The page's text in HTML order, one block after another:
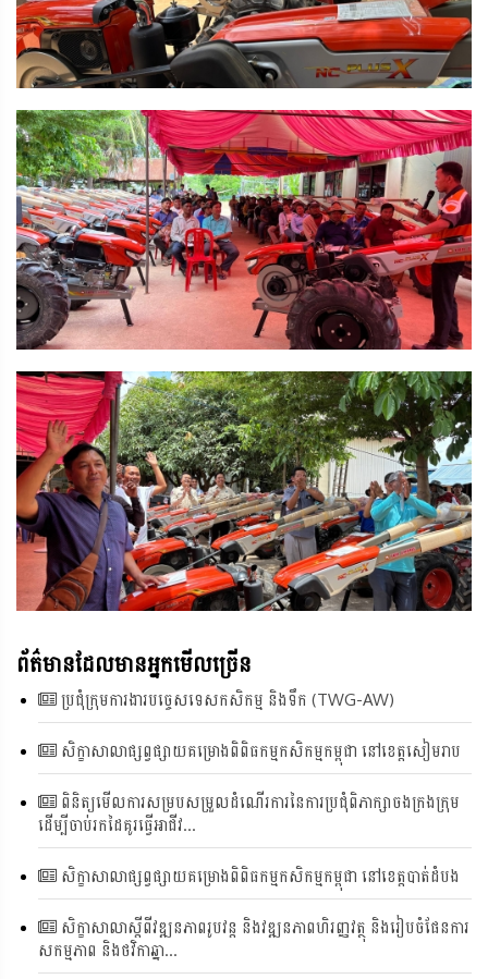
ព័ត៌មានដែលមានអ្នកមើលច្រើន
ប្រជុំក្រុមការងារបច្ចេសទេសកសិកម្ម និងទឹក (TWG-AW)
សិក្ខាសាលាផ្សព្វផ្សាយគម្រោងពិពិធកម្មកសិកម្មកម្ពុជា នៅខេត្តសៀមរាប
ពិនិត្យមើលការសម្របសម្រួលដំណេីរការនៃការប្រជុំពិភាក្សាចងក្រងក្រុម
ដើម្បីចាប់រកដៃគូរធ្វើអាជីវ...
សិក្ខាសាលាផ្សព្វផ្សាយគម្រោងពិពិធកម្មកសិកម្មកម្ពុជា នៅខេត្តបាត់ដំបង
សិក្ខាសាលាស្តីពីវឌ្ឍនភាពរូបវន្ត និងវឌ្ឍនភាពហិរញ្ញវត្ថុ និងរៀបចំផែនការ
សកម្មភាព និងថវិកាឆ្នា...